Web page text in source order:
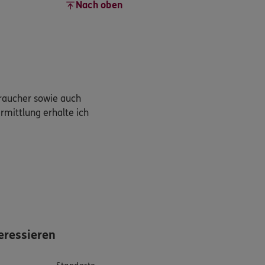
Nach oben
sowie auch
erhalte ich